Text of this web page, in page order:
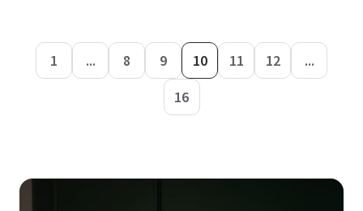
1 ... 8 9 10 11 12
...
16